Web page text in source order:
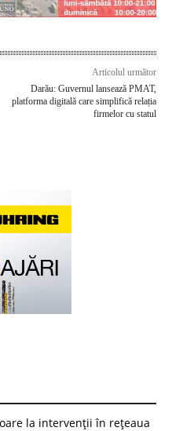
Articolul următor
Darău: Guvernul lansează PMAT,
platforma digitală care simplifică relația
firmelor cu statul
la intervenții în rețeaua